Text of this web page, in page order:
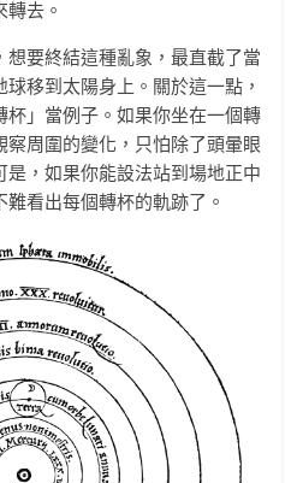
去。
想要終結這種亂象，最直截了當
移到太陽身上。關於這一點，
杯」當例子。如果你坐在一個轉
察周圍的變化，只怕除了頭暈眼
是，如果你能設法站到場地正中
看出每個轉杯的軌跡了。